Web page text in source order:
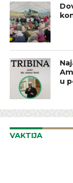
u
VAKTIJA